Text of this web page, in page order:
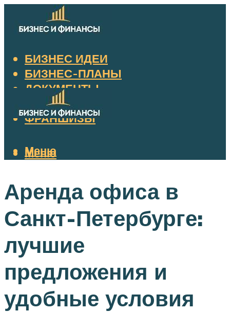
БИЗНЕС ИДЕИ
БИЗНЕС-ПЛАНЫ
ДОКУМЕНТЫ
НАЛОГИ
ФРАНШИЗЫ
Меню
Меню
Аренда офиса в
Санкт-Петербурге:
лучшие
предложения и
удобные условия